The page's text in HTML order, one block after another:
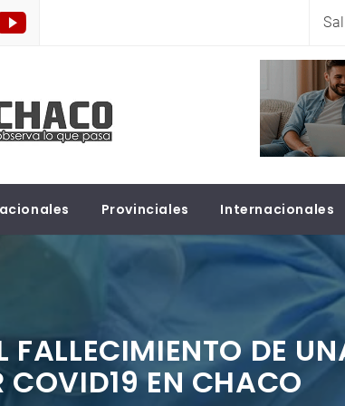
Provinciales Internacionales
FALLECIMIENTO DE
COVID19 EN CHACO